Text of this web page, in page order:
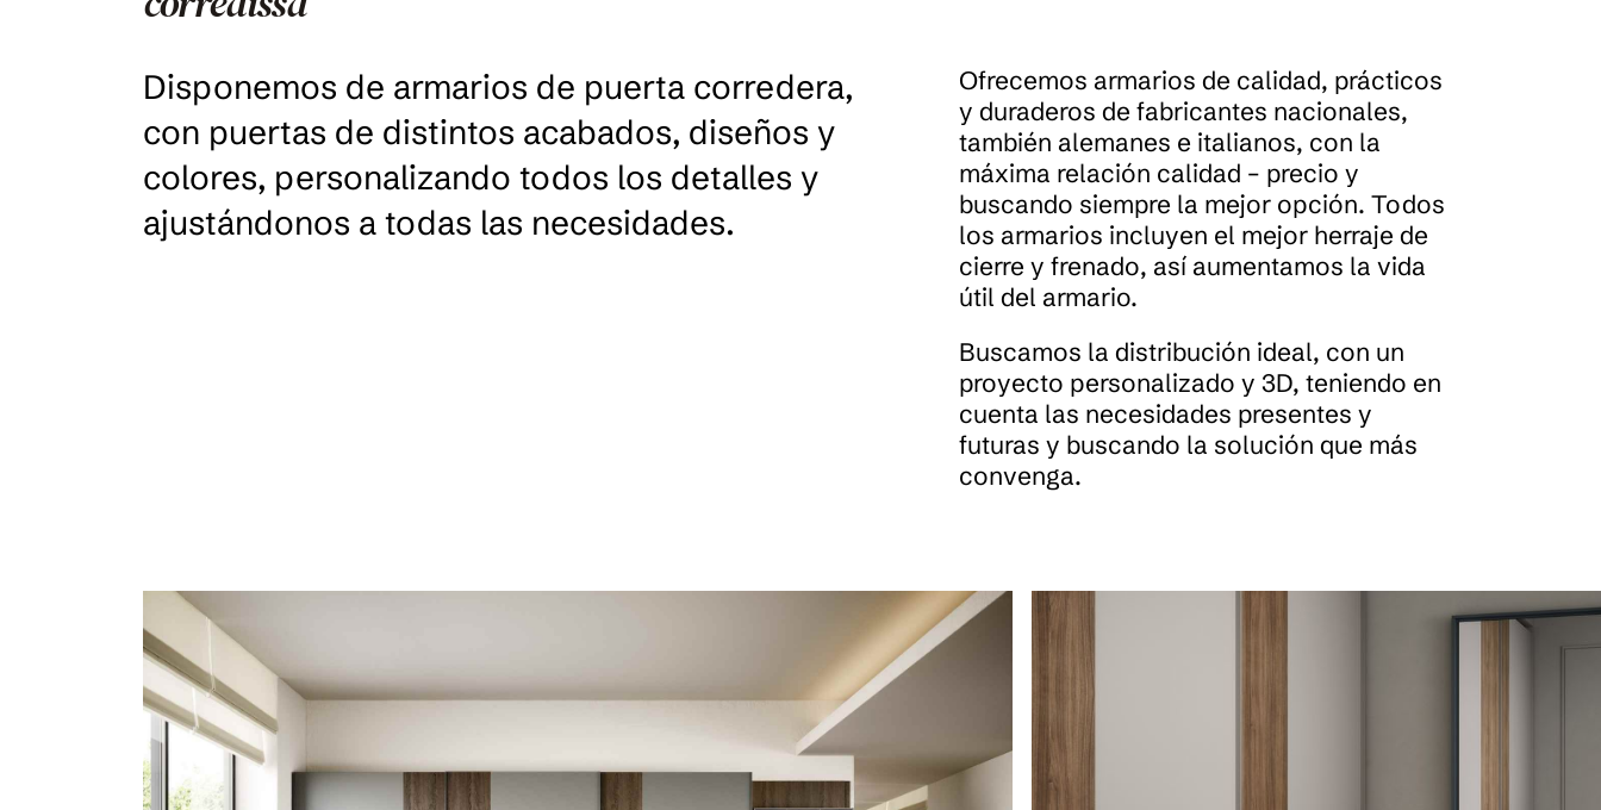
Disponemos de armarios de puerta corredera,
con puertas de distintos acabados, diseños y
colores, personalizando todos los detalles y
ajustándonos a todas las necesidades.
Ofrecemos armarios de calidad, prácticos
y duraderos de fabricantes nacionales,
también alemanes e italianos, con la
máxima relación calidad – precio y
buscando siempre la mejor opción. Todos
los armarios incluyen el mejor herraje de
cierre y frenado, así aumentamos la vida
útil del armario.
Buscamos la distribución ideal, con un
proyecto personalizado y 3D, teniendo en
cuenta las necesidades presentes y
futuras y buscando la solución que más
convenga.